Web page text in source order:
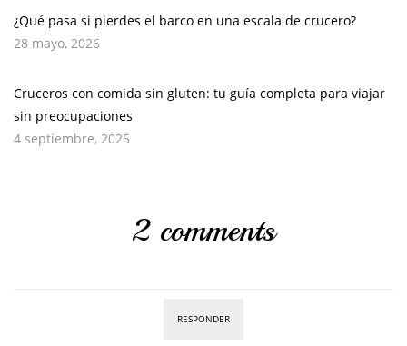
¿Qué pasa si pierdes el barco en una escala de crucero?
28 mayo, 2026
Cruceros con comida sin gluten: tu guía completa para viajar
sin preocupaciones
4 septiembre, 2025
2 comments
RESPONDER